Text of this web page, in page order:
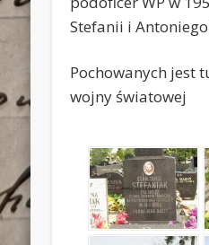
Stefanii i
Pochowanych jest
wojny światowej